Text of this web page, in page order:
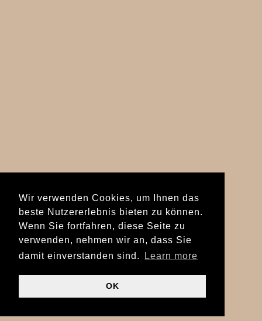
Wir verwenden Cookies, um Ihnen das
beste Nutzererlebnis bieten zu können.
Wenn Sie fortfahren, diese Seite zu
verwenden, nehmen wir an, dass Sie
damit einverstanden sind.
Learn more
OK